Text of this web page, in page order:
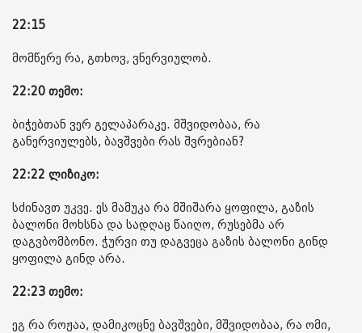
22:15
მომწერე რა, გთხოვ, ვნერვიულობ.
22:20 თემო:
ბიჭებთან ვერ გელაპარაკე. მშვიდობაა, რა
განერვიულებს, ბავშვები რას შვრებიან?
22:22 ლიზიკო:
სძინავთ უკვე. ეს მამუკა რა მშიშარა ყოფილა, გაზის
ბალონი მოხსნა და სადღაც წაიღო, რუსებმა არ
დაგვბომბონო. ჭურვი თუ დაგვეცა გაზის ბალონი გინდ
ყოფილა გინდ არა.
22:23 თემო:
ეგ რა როჟაა, დამიკოცნე ბავშვები, მშვიდობაა, რა ომი,